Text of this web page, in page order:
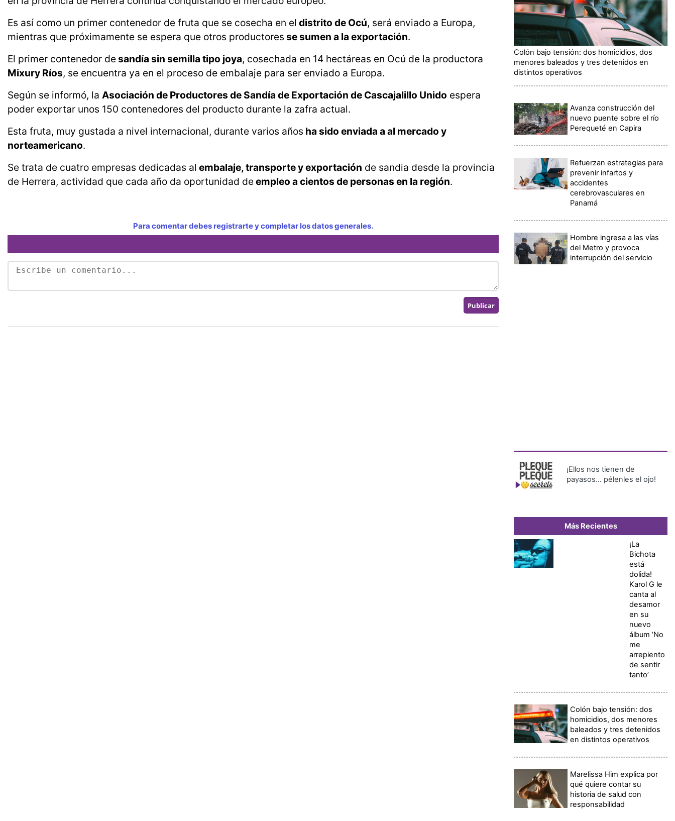
Es así como un primer contenedor de fruta que se cosecha en el distrito de Ocú, será enviado a Europa,
mientras que próximamente se espera que otros productores se sumen a la exportación.
El primer contenedor desandía sin semilla tipo joya, cosechada en 14 hectáreas en Ocú de la productora
Mixury Ríos, se encuentra ya en el proceso de embalaje para ser enviado a Europa.
Según se informó, la Asociación de Productores de Sandía de Exportación de Cascajalillo Unido espera
poder exportar unos 150 contenedores del producto durante la zafra actual.
Esta fruta, muy gustada a nivel internacional, durante varios años ha sido enviada a al mercado y
norteamericano.
Se trata de cuatro empresas dedicadas al embalaje, transporte y exportación de sandia desde la provincia
de Herrera, actividad que cada año da oportunidad deempleo a cientos de personas en la región.
Para comentar debes registrarte y completar los datos generales.
Colón bajo tensión: dos homicidios, dos
menores baleados y tres detenidos en
distintos operativos
Avanza construcción del
nuevo puente sobre el río
Perequeté en Capira
Refuerzan estrategias para
prevenir infartos y
accidentes
cerebrovasculares en
Panamá
Hombre ingresa a las vías
del Metro y provoca
interrupción del servicio
¡Ellos nos tienen de
payasos… pélenles el ojo!
Más Recientes
¡La
Bichota
está
dolida!
Karol G le
canta al
desamor
en su
nuevo
álbum ‘No
me
arrepiento
de sentir
tanto’
Colón bajo tensión: dos
homicidios, dos menores
baleados y tres detenidos
en distintos operativos
Marelissa Him explica por
qué quiere contar su
historia de salud con
responsabilidad